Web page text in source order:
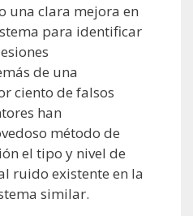
una clara mejora en
para identificar
de una
ciento de falsos
han
método de
el tipo y nivel de
ruido existente en la
similar.